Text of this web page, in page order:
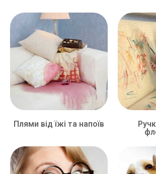
Плями від їжі та напоїв